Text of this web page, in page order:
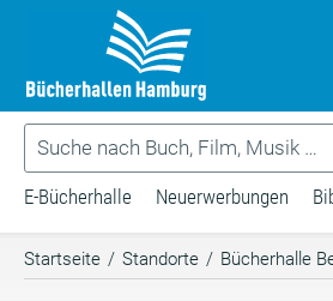
E-Bücherhalle Neuerwerbungen
Startseite / Standorte / Bücherhalle